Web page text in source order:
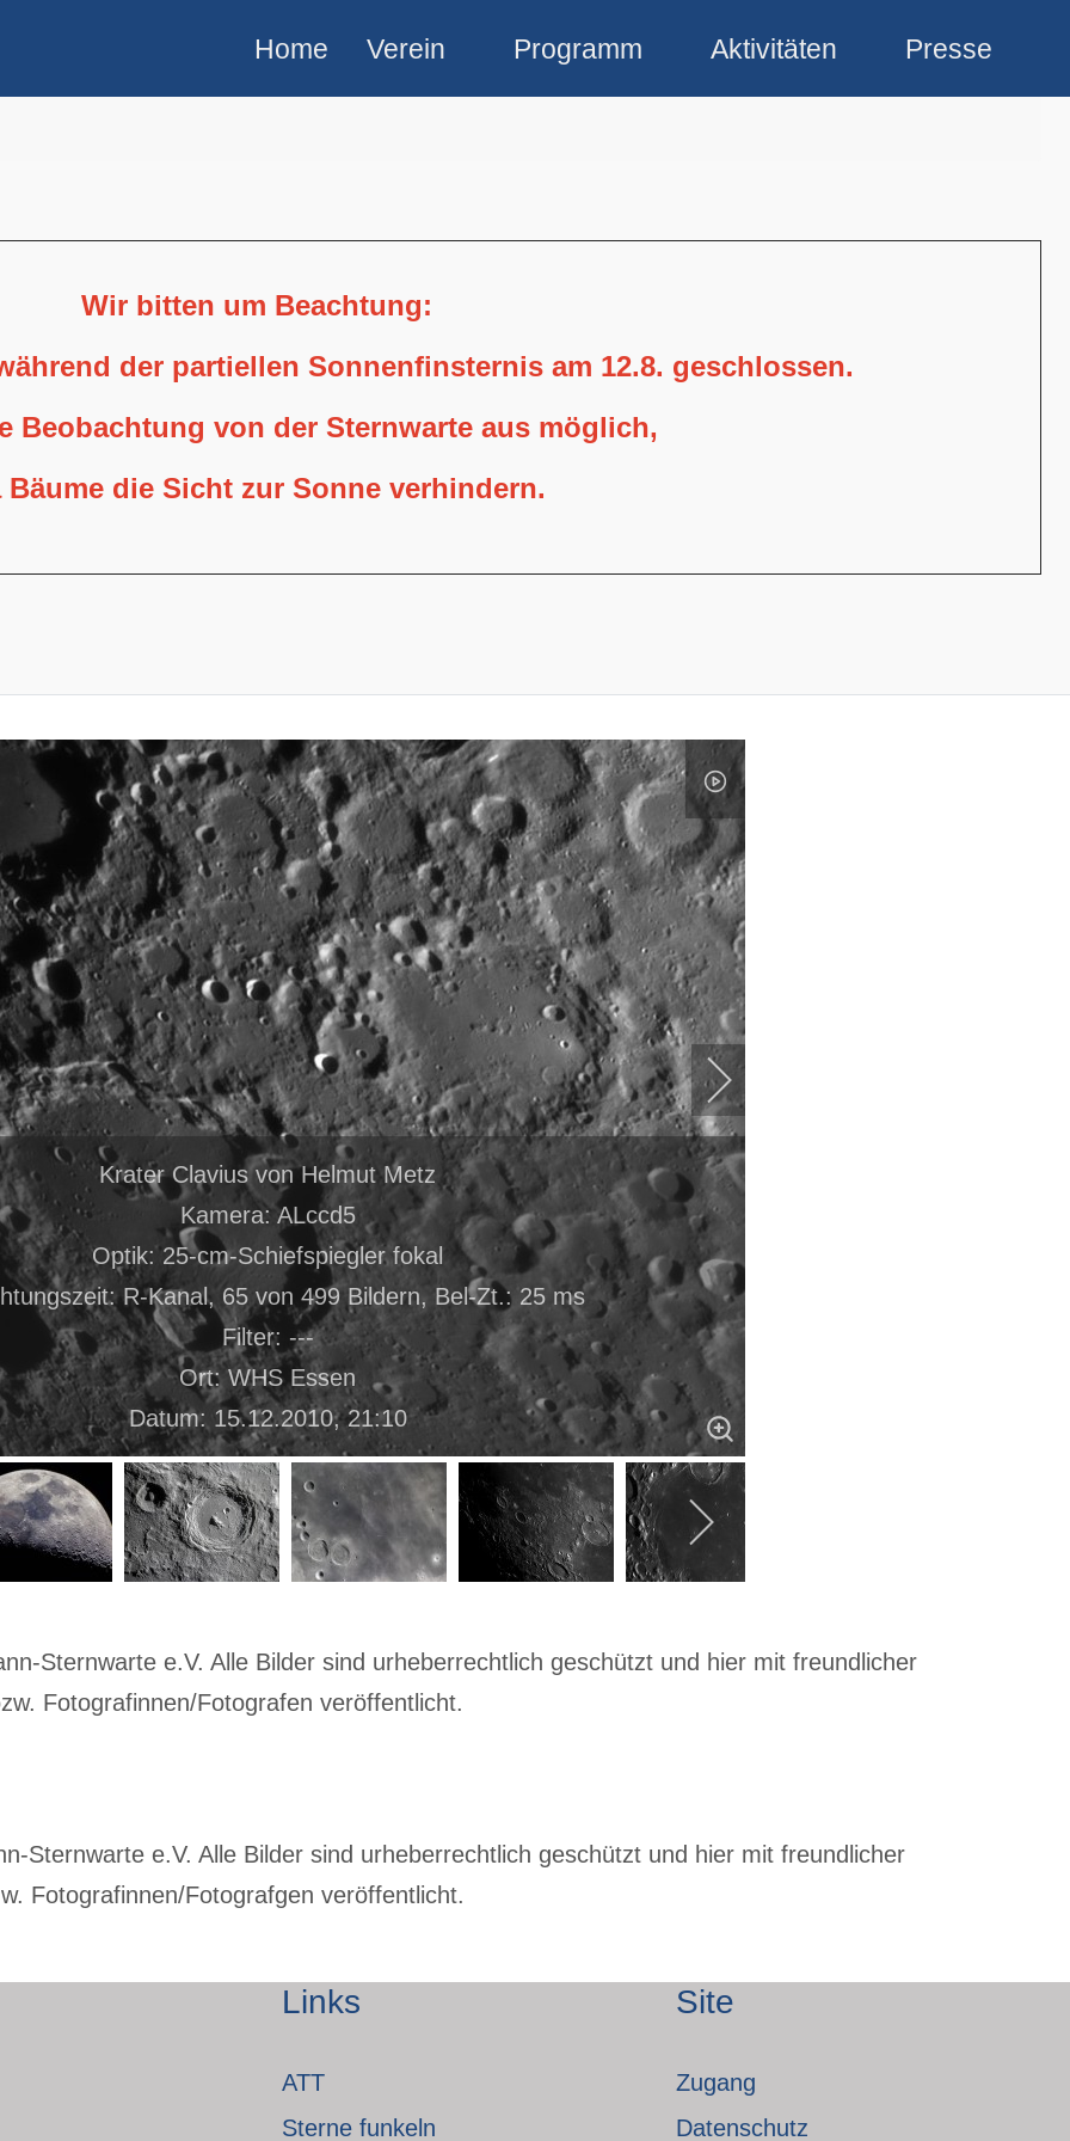
Home Verein Programm Aktivitäten Presse
Wir bitten um Beachtung:
der partiellen Sonnenfinsternis am 12.8. geschlossen.
Beobachtung von der Sternwarte aus möglich,
Bäume die Sicht zur Sonne verhindern.
Krater Clavius von Helmut Metz
Kamera: ALccd5
Optik: 25-cm-Schiefspiegler fokal
R-Kanal, 65 von 499 Bildern, Bel-Zt.: 25 ms
Filter: ---
Ort: WHS Essen
Datum: 15.12.2010, 21:10
Sternwarte e.V. Alle Bilder sind urheberrechtlich geschützt und hier mit freundlicher
Fotografinnen/Fotografen veröffentlicht.
Sternwarte e.V. Alle Bilder sind urheberrechtlich geschützt und hier mit freundlicher
Fotografinnen/Fotografgen veröffentlicht.
Links
ATT
Sterne funkeln
Site
Zugang
Datenschutz